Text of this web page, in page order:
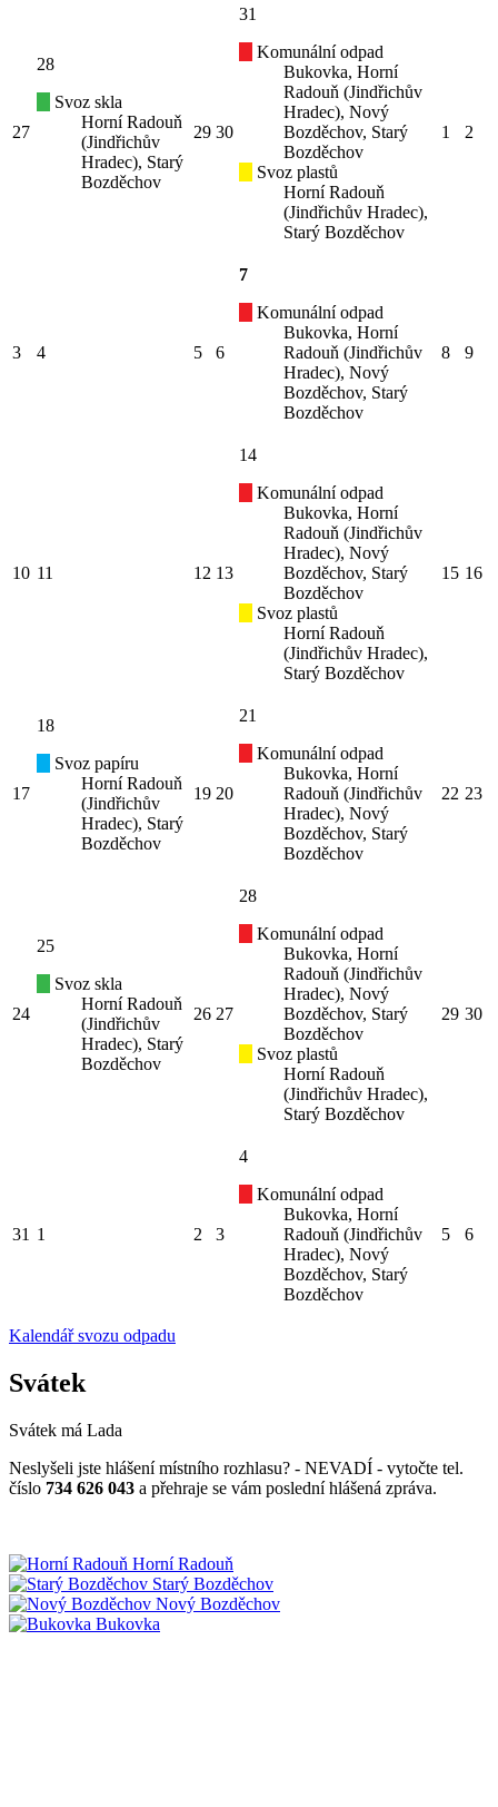
27
28
Svoz skla
Horní Radouň
(Jindřichův
Hradec), Starý
Bozděchov
29 30
31
Komunální odpad
Bukovka, Horní
Radouň (Jindřichův
Hradec), Nový
Bozděchov, Starý
Bozděchov
Svoz plastů
Horní Radouň
(Jindřichův Hradec),
Starý Bozděchov
1 2
3 4 5 6
7
Komunální odpad
Bukovka, Horní
Radouň (Jindřichův
Hradec), Nový
Bozděchov, Starý
Bozděchov
8 9
10 11 12 13
14
Komunální odpad
Bukovka, Horní
Radouň (Jindřichův
Hradec), Nový
Bozděchov, Starý
Bozděchov
Svoz plastů
Horní Radouň
(Jindřichův Hradec),
Starý Bozděchov
15 16
17
18
Svoz papíru
Horní Radouň
(Jindřichův
Hradec), Starý
Bozděchov
19 20
21
Komunální odpad
Bukovka, Horní
Radouň (Jindřichův
Hradec), Nový
Bozděchov, Starý
Bozděchov
22 23
24
25
Svoz skla
Horní Radouň
(Jindřichův
Hradec), Starý
Bozděchov
26 27
28
Komunální odpad
Bukovka, Horní
Radouň (Jindřichův
Hradec), Nový
Bozděchov, Starý
Bozděchov
Svoz plastů
Horní Radouň
(Jindřichův Hradec),
Starý Bozděchov
29 30
31 1 2 3
4
Komunální odpad
Bukovka, Horní
Radouň (Jindřichův
Hradec), Nový
Bozděchov, Starý
Bozděchov
5 6
Kalendář svozu odpadu
Svátek
Svátek má Lada
Neslyšeli jste hlášení místního rozhlasu? - NEVADÍ - vytočte tel.
číslo 734 626 043 a přehraje se vám poslední hlášená zpráva.
Horní Radouň
Starý Bozděchov
Nový Bozděchov
Bukovka